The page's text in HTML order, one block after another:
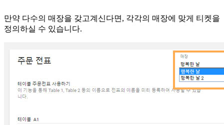
만약 다수의 매장을 갖고계신다면, 각각의 매장에 맞게 티켓을
정의하실 수 있습니다.